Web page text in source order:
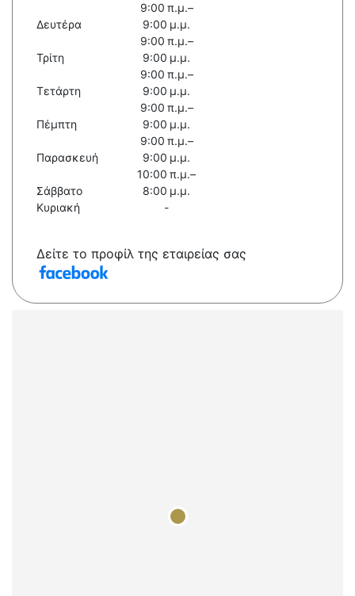
Δευτέρα
9:00 π.μ.–
9:00 μ.μ.
Τρίτη
9:00 π.μ.–
9:00 μ.μ.
Τετάρτη
9:00 π.μ.–
9:00 μ.μ.
Πέμπτη
9:00 π.μ.–
9:00 μ.μ.
Παρασκευή
9:00 π.μ.–
9:00 μ.μ.
Σάββατο
10:00 π.μ.–
8:00 μ.μ.
Κυριακή
-
Δείτε το προφίλ της εταιρείας σας